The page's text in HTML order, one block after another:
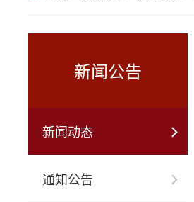
新闻公告
新闻动态
通知公告